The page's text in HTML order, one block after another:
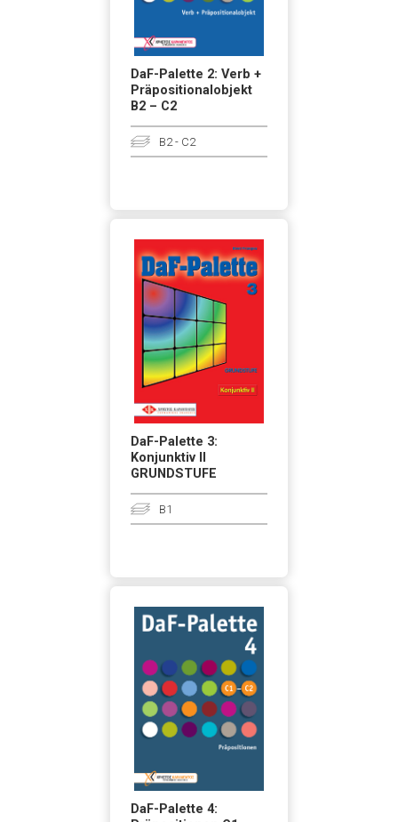
DaF-Palette 2: Verb +
Präpositionalobjekt
B2 – C2
B2 - C2
DaF-Palette 3:
Konjunktiv II
GRUNDSTUFE
B1
DaF-Palette 4: